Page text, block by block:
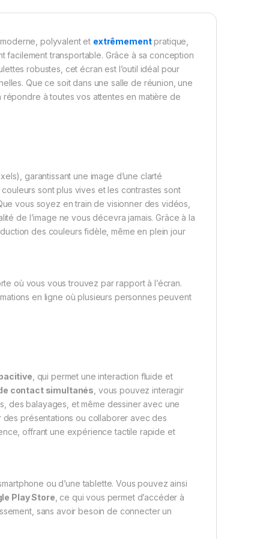
polyvalent et extrêmementpratique,
transportable. Grâce à sa conception
robustes, cet écran est l’outil idéal pour
Que ce soit dans une salle de réunion, une
répondre à toutes vos attentes en matière de
garantissant une image d’une clarté
sont plus vives et les contrastes sont
vous soyez en train de visionner des vidéos,
de l’image ne vous décevra jamais. Grâce à la
des couleurs fidèle, même en plein jour
où vous vous trouvez par rapport à l’écran.
en ligne où plusieurs personnes peuvent
, qui permet une interaction fluide et
contact simultanés , vous pouvez interagir
des balayages, et même dessiner avec une
présentations ou collaborer avec des
offrant une expérience tactile rapide et
ou d’une tablette. Vous pouvez ainsi
Play Store , ce qui vous permet d’accéder à
sans avoir besoin de connecter un